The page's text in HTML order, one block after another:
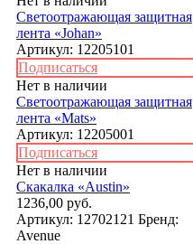
Светоотражающая защитная
лента «Johan»
Артикул: 12205101
Подписаться
Нет в наличии
Светоотражающая защитная
лента «Mats»
Артикул: 12205001
Подписаться
Нет в наличии
Скакалка «Austin»
1236,00 руб.
Артикул: 12702121 Бренд:
Avenue